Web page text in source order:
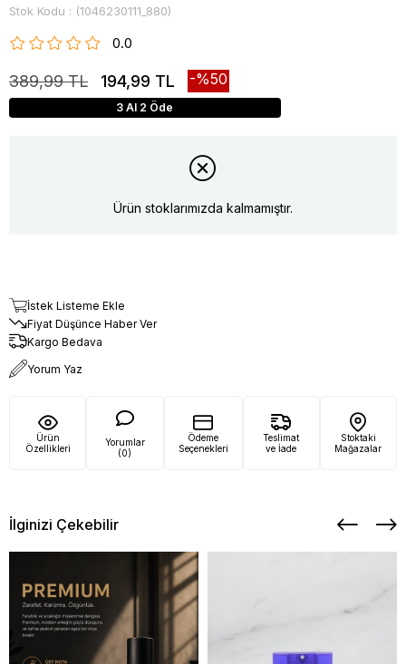
Stok Kodu (1046230111_880)
0.0
389,99 TL 194,99 TL 50
3 Al 2 Öde
Ürün stoklarımızda kalmamıştır.
İstek Listeme Ekle
Fiyat Düşünce Haber Ver
Kargo Bedava
Yorum Yaz
Ürün
Özellikleri
Yorumlar
(0)
Ödeme
Seçenekleri
Teslimat
ve İade
Stoktaki
Mağazalar
İlginizi Çekebilir